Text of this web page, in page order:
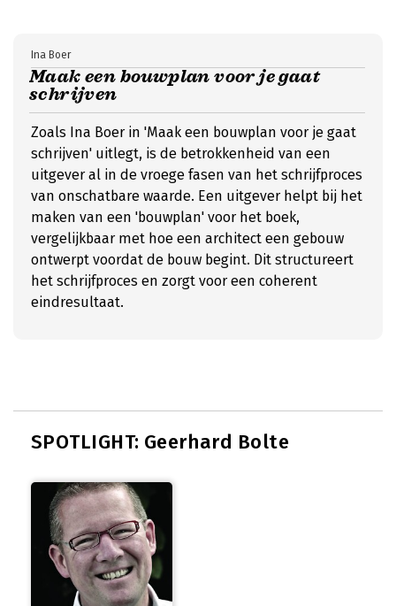
Maak een bouwplan voor je gaat
schrijven
Ina Boer
Zoals Ina Boer in 'Maak een bouwplan voor je gaat
schrijven' uitlegt, is de betrokkenheid van een
uitgever al in de vroege fasen van het schrijfproces
van onschatbare waarde. Een uitgever helpt bij het
maken van een 'bouwplan' voor het boek,
vergelijkbaar met hoe een architect een gebouw
ontwerpt voordat de bouw begint. Dit structureert
het schrijfproces en zorgt voor een coherent
eindresultaat.
SPOTLIGHT: Geerhard Bolte